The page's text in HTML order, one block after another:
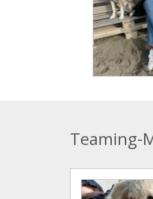
Teaming-